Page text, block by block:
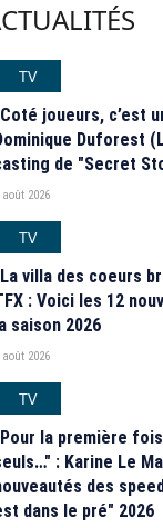
TV
joueurs, c’est
Duforest
de "Secret
août 2026
TV
villa des coeurs
: Voici les 12
la saison 2026
août 2026
TV
la première
: Karine Le
des
dans le pré" 2026